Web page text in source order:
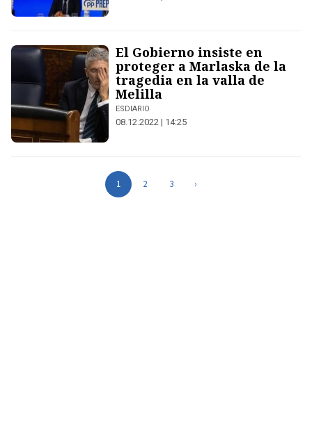
El Gobierno insiste en
proteger a Marlaska de la
tragedia en la valla de
Melilla
ESDIARIO
08.12.2022 | 14:25
1 2 3 ›